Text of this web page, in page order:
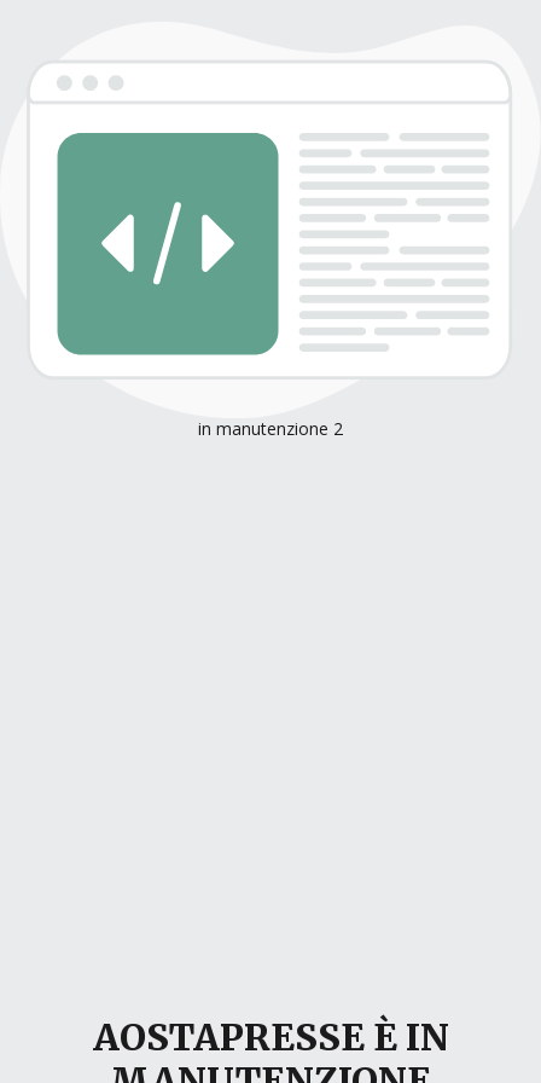
in manutenzione 2
AOSTAPRESSE È IN